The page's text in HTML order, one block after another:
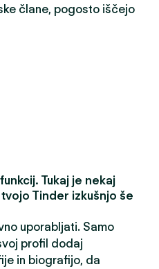
člane, pogosto iščejo
Tukaj je nekaj
Tinder izkušnjo še
uporabljati. Samo
profil dodaj
in biografijo, da